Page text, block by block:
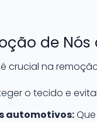
de Nós
crucial na
o tecido e
automotivos: